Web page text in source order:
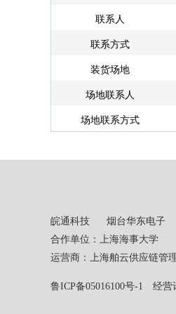
联系人
联系方式
装货场地
场地联系人
场地联系方式
皖通科技 烟台华东电子
合作单位：上海海事大学
运营商：上海舶云供应
鲁ICP备05016100号-1 经营